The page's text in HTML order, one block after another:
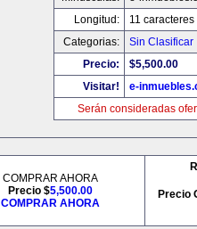
Longitud:
11 caracteres
Categorias:
Sin Clasificar
Precio:
$5,500.00
Visitar!
e-
Serán consideradas
COMPRAR AHORA
Precio $5,500.00
COMPRAR AHORA
Precio